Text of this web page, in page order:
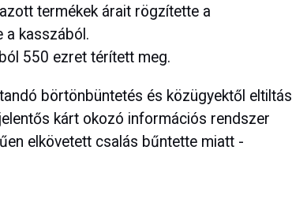
termékek árait rögzítette a
a kasszából.
550 ezret térített meg.
börtönbüntetés és közügyektől eltiltás
kárt okozó információs rendszer
elkövetett csalás bűntette miatt -